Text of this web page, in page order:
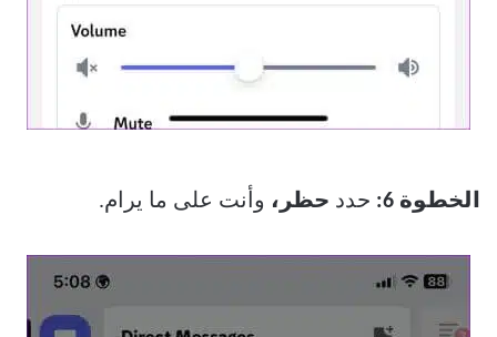
الخطوة 6: حدد حظر، وأنت على ما يرام.